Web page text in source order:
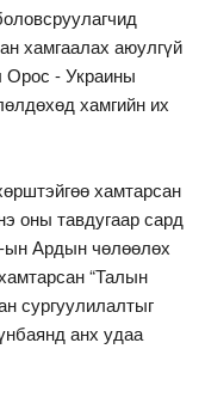
хамгаалах аюулгүй
Орос - Украины
хамгийн их
хамтарсан
оны тавдугаар сард
Ардын чөлөөлөх
“Талын
сургуулилалтыг
анх удаа